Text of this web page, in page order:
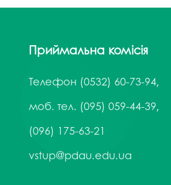
Приймальна комісія
Телефон (0532) 60-73-94,
моб. тел. (095) 059-44-39,
(096) 175-63-21
vstup@pdau.edu.ua